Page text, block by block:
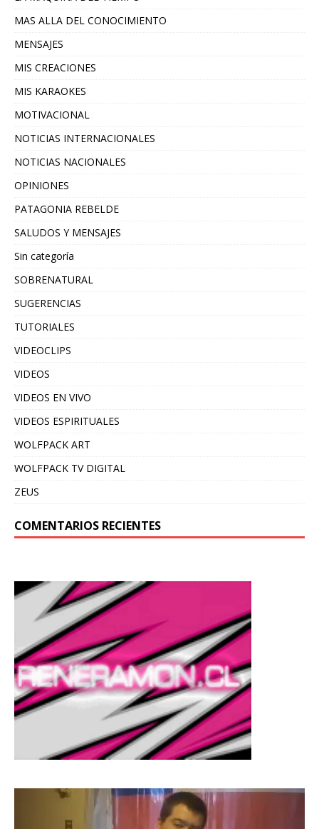
MAS ALLA DEL CONOCIMIENTO
MENSAJES
MIS CREACIONES
MIS KARAOKES
MOTIVACIONAL
NOTICIAS INTERNACIONALES
NOTICIAS NACIONALES
OPINIONES
PATAGONIA REBELDE
SALUDOS Y MENSAJES
Sin categoría
SOBRENATURAL
SUGERENCIAS
TUTORIALES
VIDEOCLIPS
VIDEOS
VIDEOS EN VIVO
VIDEOS ESPIRITUALES
WOLFPACK ART
WOLFPACK TV DIGITAL
ZEUS
COMENTARIOS RECIENTES